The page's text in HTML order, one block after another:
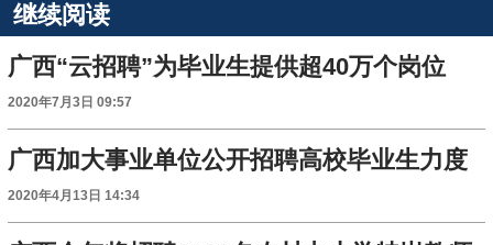
继续阅读
广西“云招聘”为毕业生提供超40万个岗位
2020年7月3日 09:57
广西加大事业单位公开招聘高校毕业生力度
2020年4月13日 14:34